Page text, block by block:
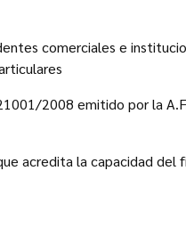
comerciales e
2008 emitido por la
acredita la capacidad del